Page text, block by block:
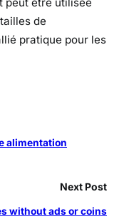
u
o
p
de
pratique pour les
alimentation
Next Post
without ads or coins